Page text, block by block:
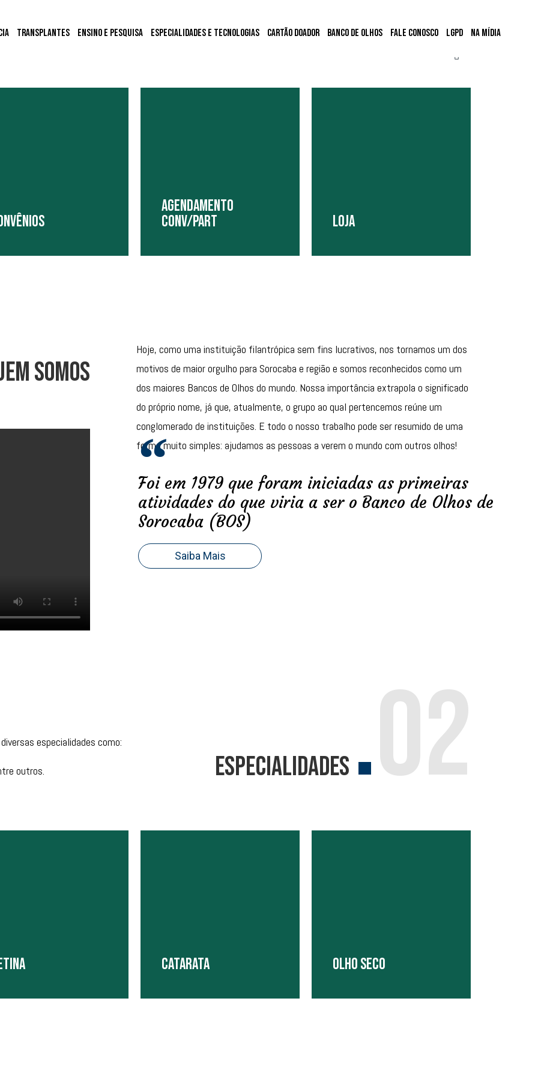
Transplantes Ensino e Pesquisa Especialidades e Tecnologias Cartão Doador Banco de Olhos Fale conosco LGPD Na mídia
AGENDAMENTO
CONV/PART
Saiba Mais
LOJA
BOS Style, clique abaixo
Saiba Mais
Somos
Hoje, como uma instituição filantrópica sem fins lucrativos, nos tornamos um dos
motivos de maior orgulho para Sorocaba e região e somos reconhecidos como um
dos maiores Bancos de Olhos do mundo. Nossa importância extrapola o significado
do próprio nome, já que, atualmente, o grupo ao qual pertencemos reúne um
conglomerado de instituições. E todo o nosso trabalho pode ser resumido de uma
forma muito simples: ajudamos as pessoas a verem o mundo com outros olhos!
Foi em 1979 que foram iniciadas as primeiras
atividades do que viria a ser o Banco de Olhos de
Sorocaba (BOS)
Saiba Mais
especialidades como:
outros. especialidades .02
CATARATA OLHO SECO